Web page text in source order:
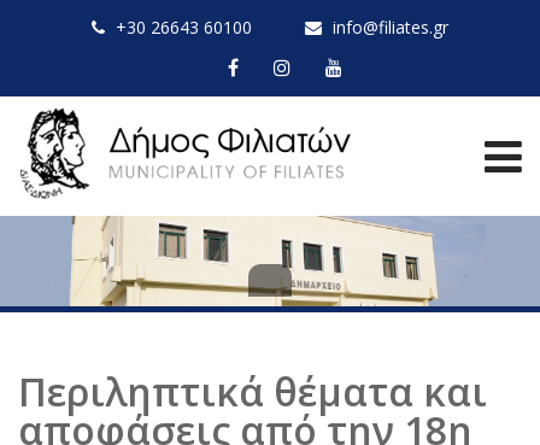
+30 26643 60100 info@filiates.gr
Περιληπτικά θέματα και
αποφάσεις από την 18η